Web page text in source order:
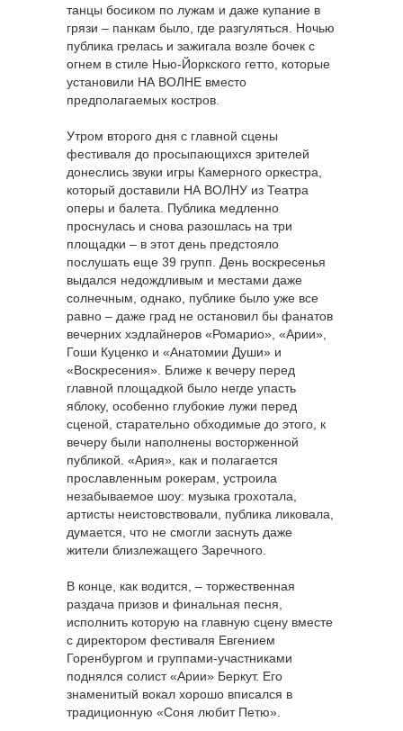
танцы босиком по лужам и даже купание в
грязи – панкам было, где разгуляться. Ночью
публика грелась и зажигала возле бочек с
огнем в стиле Нью-Йоркского гетто, которые
установили НА ВОЛНЕ вместо
предполагаемых костров.
Утром второго дня с главной сцены
фестиваля до просыпающихся зрителей
донеслись звуки игры Камерного оркестра,
который доставили НА ВОЛНУ из Театра
оперы и балета. Публика медленно
проснулась и снова разошлась на три
площадки – в этот день предстояло
послушать еще 39 групп. День воскресенья
выдался недождливым и местами даже
солнечным, однако, публике было уже все
равно – даже град не остановил бы фанатов
вечерних хэдлайнеров «Ромарио», «Арии»,
Гоши Куценко и «Анатомии Души» и
«Воскресения». Ближе к вечеру перед
главной площадкой было негде упасть
яблоку, особенно глубокие лужи перед
сценой, старательно обходимые до этого, к
вечеру были наполнены восторженной
публикой. «Ария», как и полагается
прославленным рокерам, устроила
незабываемое шоу: музыка грохотала,
артисты неистовствовали, публика ликовала,
думается, что не смогли заснуть даже
жители близлежащего Заречного.
В конце, как водится, – торжественная
раздача призов и финальная песня,
исполнить которую на главную сцену вместе
с директором фестиваля Евгением
Горенбургом и группами-участниками
поднялся солист «Арии» Беркут. Его
знаменитый вокал хорошо вписался в
традиционную «Соня любит Петю».